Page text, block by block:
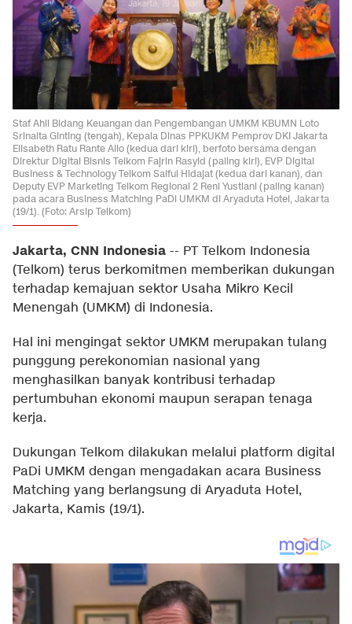
Staf Ahli Bidang Keuangan dan Pengembangan UMKM KBUMN Loto
Srinaita Ginting (tengah), Kepala Dinas PPKUKM Pemprov DKI Jakarta
Elisabeth Ratu Rante Allo (kedua dari kiri), berfoto bersama dengan
Direktur Digital Bisnis Telkom Fajrin Rasyid (paling kiri), EVP Digital
Business & Technology Telkom Saiful Hidajat (kedua dari kanan), dan
Deputy EVP Marketing Telkom Regional 2 Reni Yustiani (paling kanan)
pada acara Business Matching PaDi UMKM di Aryaduta Hotel, Jakarta
(19/1). (Foto: Arsip Telkom)
Jakarta, CNN Indonesia -- PT Telkom Indonesia
(Telkom) terus berkomitmen memberikan dukungan
terhadap kemajuan sektor Usaha Mikro Kecil
Menengah (UMKM) di Indonesia.
Hal ini mengingat sektor UMKM merupakan tulang
punggung perekonomian nasional yang
menghasilkan banyak kontribusi terhadap
pertumbuhan ekonomi maupun serapan tenaga
kerja.
Dukungan Telkom dilakukan melalui platform digital
PaDi UMKM dengan mengadakan acara Business
Matching yang berlangsung di Aryaduta Hotel,
Jakarta, Kamis (19/1).